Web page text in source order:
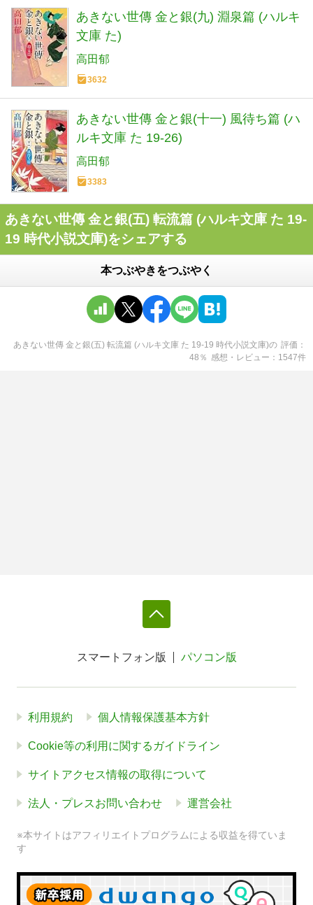
あきない世傳 金と銀(九) 淵泉篇 (ハルキ
文庫 た)
高田郁
3632
あきない世傳 金と銀(十一) 風待ち篇 (ハ
ルキ文庫 た 19-26)
高田郁
3383
あきない世傳 金と銀(五) 転流篇 (ハルキ文庫 た 19-
19 時代小説文庫)をシェアする
本つぶやきをつぶやく
あきない世傳 金と銀(五) 転流篇 (ハルキ文庫 た 19-19 時代小説文庫)の 評価
48 ％ 感想・レビュー 1547件
スマートフォン版 パソコン版
利用規約 個人情報保護基本方針
Cookie等の利用に関するガイドライン
サイトアクセス情報の取得について
法人・プレスお問い合わせ 運営会社
※本サイトはアフィリエイトプログラムによる収益を得ていま
す